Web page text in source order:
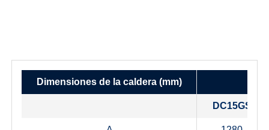
Dimensiones de la caldera (mm)
DC15GS